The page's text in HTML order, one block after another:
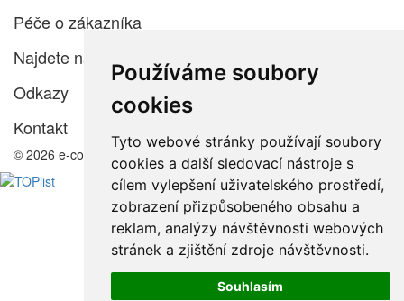
Používáme soubory
cookies
Tyto webové stránky používají soubory
cookies a další sledovací nástroje s
cílem vylepšení uživatelského prostředí,
zobrazení přizpůsobeného obsahu a
reklam, analýzy návštěvnosti webových
stránek a zjištění zdroje návštěvnosti.
Souhlasím
Péče o zákazníka
Najdete nás
Odkazy
Kontakt
© 2026 e-color.cz